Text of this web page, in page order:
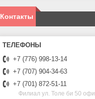
Контакты
+7 (776) 998-13-14
+7 (707) 904-34-63
+7 (701) 872-51-11
Филиал ул. Толе би 50